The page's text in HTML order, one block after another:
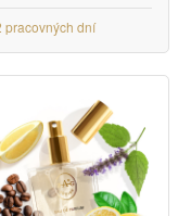
pracovných dní